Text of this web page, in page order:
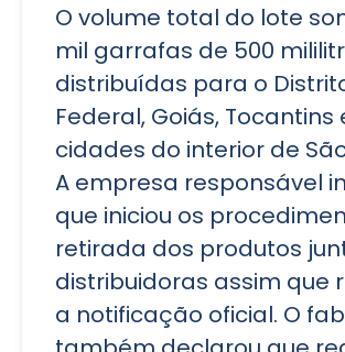
O volume total do lote
mil garrafas de 500
distribuídas para o
Federal, Goiás, Tocantins
cidades do interior de
A empresa responsável
que iniciou os
retirada dos produtos
distribuidoras assim que
a notificação oficial. O